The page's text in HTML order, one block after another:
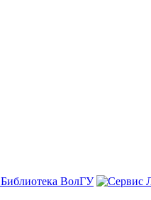
Библиотека ВолГУ